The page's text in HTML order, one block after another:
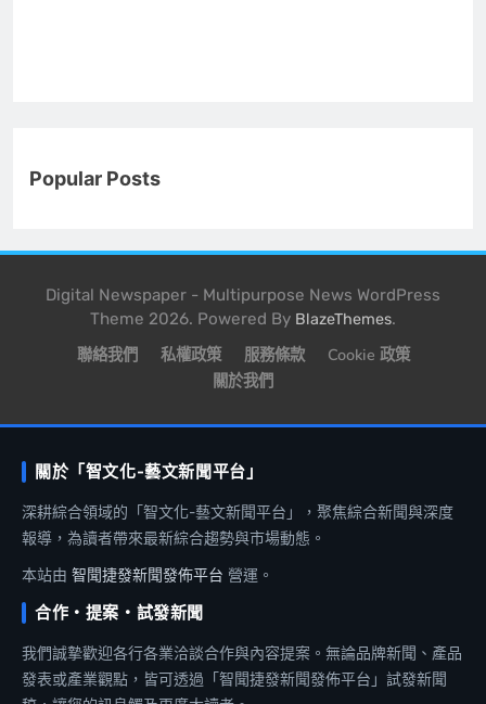
Popular Posts
Digital Newspaper - Multipurpose News WordPress
Theme 2026. Powered By BlazeThemes.
聯絡我們 私權政策 服務條款
Cookie 政策
關於我們
關於「智文化-藝文新聞平台」
深耕綜合領域的「智文化-藝文新聞平台」，聚焦綜合新聞與深度
報導，為讀者帶來最新綜合趨勢與市場動態。
本站由 智聞捷發新聞發佈平台 營運。
合作・提案・試發新聞
我們誠摯歡迎各行各業洽談合作與內容提案。無論品牌新聞、產品
發表或產業觀點，皆可透過「智聞捷發新聞發佈平台」試發新聞